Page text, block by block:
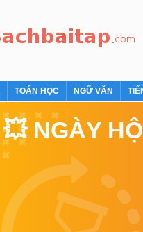
TOÁN HỌC NGỮ VĂN
💥 NGÀY